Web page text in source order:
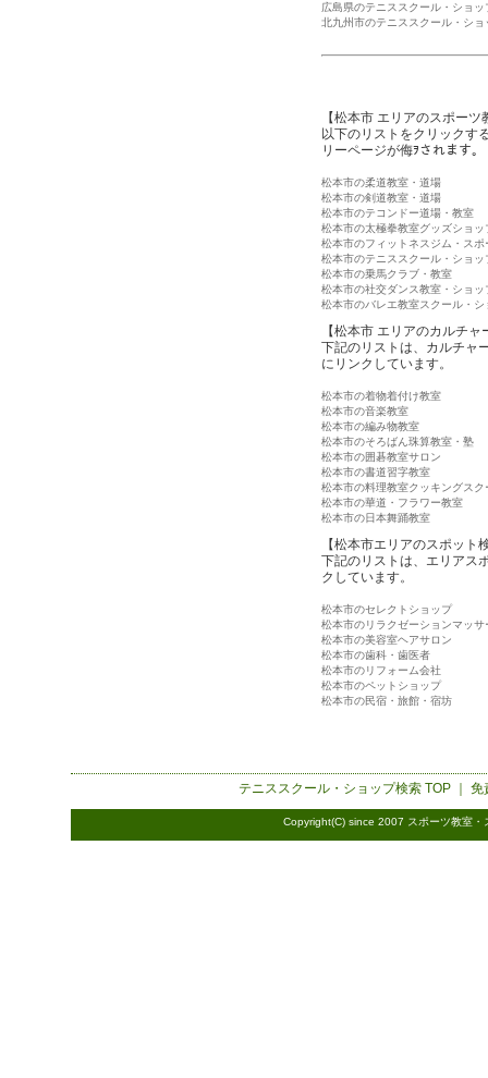
広島県のテニススクール・ショッ
北九州市のテニススクール・ショ
【松本市 エリアのスポー
以下のリストをクリックす
リーページが侮ｦされます。
松本市の柔道教室・道場
松本市の剣道教室・道場
松本市のテコンドー道場・教室
松本市の太極拳教室グッズショッ
松本市のフィットネスジム・スポ
松本市のテニススクール・ショッ
松本市の乗馬クラブ・教室
松本市の社交ダンス教室・ショッ
松本市のバレエ教室スクール・シ
【松本市 エリアのカルチ
下記のリストは、カルチャ
にリンクしています。
松本市の着物着付け教室
松本市の音楽教室
松本市の編み物教室
松本市のそろばん珠算教室・塾
松本市の囲碁教室サロン
松本市の書道習字教室
松本市の料理教室クッキングスク
松本市の華道・フラワー教室
松本市の日本舞踊教室
【松本市エリアのスポット
下記のリストは、エリアス
クしています。
松本市のセレクトショップ
松本市のリラクゼーションマッサ
松本市の美容室ヘアサロン
松本市の歯科・歯医者
松本市のリフォーム会社
松本市のペットショップ
松本市の民宿・旅館・宿坊
テニススクール・ショップ検索TOP ｜ 免
Copyright(C) since 2007 スポーツ教室・